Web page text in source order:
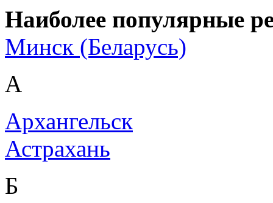
Наиболее популярные
Минск (Беларусь)
А
Архангельск
Астрахань
Б